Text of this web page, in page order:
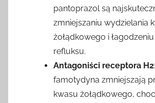
pantoprazol są
zmniejszaniu wydzielania
żołądkowego i
refluksu.
Antagoniści receptora H2
famotydyna zmniejszają
kwasu żołądkowego,